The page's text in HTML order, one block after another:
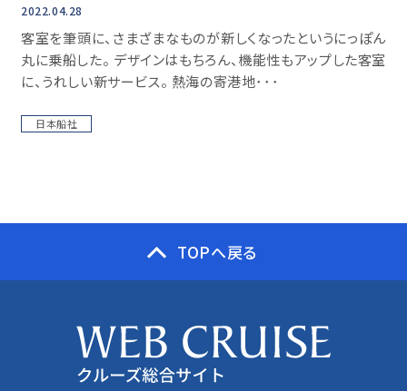
2022.04.28
客室を筆頭に、さまざまなものが新しくなったというにっぽん
丸に乗船した。 デザインはもちろん、機能性もアップした客室
に、うれしい新サービス。 熱海の寄港地･･･
日本船社
TOPへ戻る